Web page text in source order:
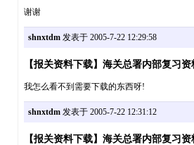
谢谢
shnxtdm发表于 2005-7-22 12:29:58
【报关资料下载】海关总署内部复习
我怎么看不到需要下载的东西呀!
shnxtdm发表于 2005-7-22 12:31:12
【报关资料下载】海关总署内部复习